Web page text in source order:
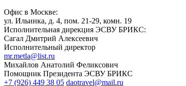
Офис в Москве:
ул. Ильинка, д. 4, пом. 21-29, комн. 19
Исполнительная дирекция ЭСВУ БРИКС:
Сагал Дмитрий Алексеевич
Исполнительный директор
mr.metla@list.ru
Михайлов Анатолий Феликсович
Помощник Президента ЭСВУ БРИКС
+7 (926) 449 38 05 daotravel@mail.ru